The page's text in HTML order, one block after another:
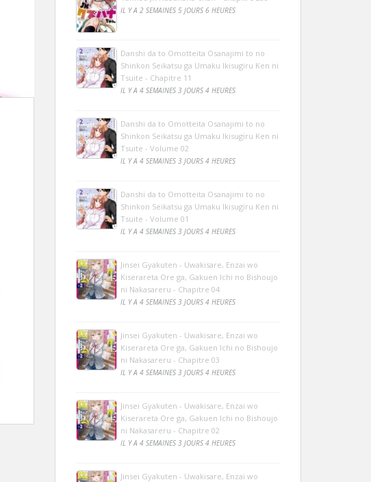
IL Y A 2 SEMAINES 5 JOURS 6 HEURES
Danshi da to Omotteita Osanajimi to no
Shinkon Seikatsu ga Umaku Ikisugiru Ken ni
Tsuite - Chapitre 11
IL Y A 4 SEMAINES 3 JOURS 4 HEURES
Danshi da to Omotteita Osanajimi to no
Shinkon Seikatsu ga Umaku Ikisugiru Ken ni
Tsuite - Volume 02
IL Y A 4 SEMAINES 3 JOURS 4 HEURES
Danshi da to Omotteita Osanajimi to no
Shinkon Seikatsu ga Umaku Ikisugiru Ken ni
Tsuite - Volume 01
IL Y A 4 SEMAINES 3 JOURS 4 HEURES
Jinsei Gyakuten - Uwakisare, Enzai wo
Kiserareta Ore ga, Gakuen Ichi no Bishoujo
ni Nakasareru - Chapitre 04
IL Y A 4 SEMAINES 3 JOURS 4 HEURES
Jinsei Gyakuten - Uwakisare, Enzai wo
Kiserareta Ore ga, Gakuen Ichi no Bishoujo
ni Nakasareru - Chapitre 03
IL Y A 4 SEMAINES 3 JOURS 4 HEURES
Jinsei Gyakuten - Uwakisare, Enzai wo
Kiserareta Ore ga, Gakuen Ichi no Bishoujo
ni Nakasareru - Chapitre 02
IL Y A 4 SEMAINES 3 JOURS 4 HEURES
Jinsei Gyakuten - Uwakisare, Enzai wo